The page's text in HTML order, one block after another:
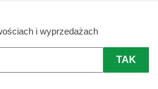
i wyprzedażach